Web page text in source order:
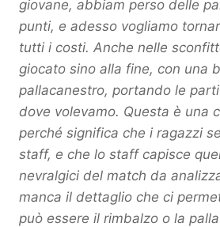
giovane, abbiam perso delle
punti, e adesso vogliamo
tutti i costi. Anche nelle
giocato sino alla fine, con una
pallacanestro, portando le
dove volevamo. Questa è una
perché significa che i ragazzi
staff, e che lo staff capisce
nevralgici del match da
manca il dettaglio che ci
può essere il rimbalzo o la